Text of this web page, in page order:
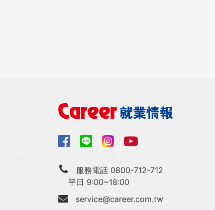
服務電話 0800-712-712
平日 9:00~18:00
service@career.com.tw